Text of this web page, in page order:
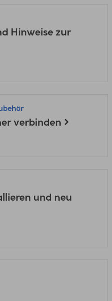
Hinweise zur
verbinden
und neu